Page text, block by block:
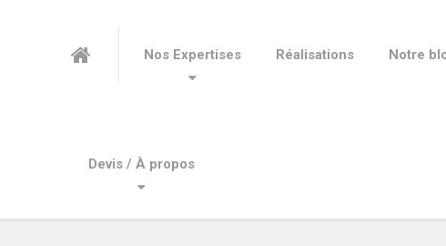
Nos Expertises Réalisations Notre
Devis / À propos